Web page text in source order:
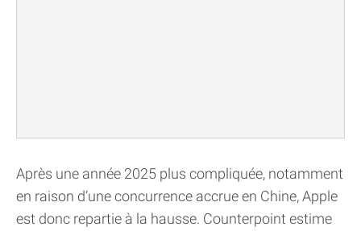
Après une année 2025 plus compliquée, notamment
en raison d’une concurrence accrue en Chine, Apple
est donc repartie à la hausse. Counterpoint estime